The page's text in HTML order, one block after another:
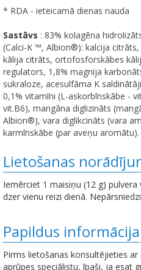
* RDA - ieteicamā dienas nauda
Sastāvs : 83% kolagēna
(Calci-K ™, Albion®): kalcija
kālija citrāts, ortofosforskābes
regulators, 1,8% magnija
sukraloze, acesulfāma K
0,1% vitamīni (L-askorbīnskābe -
vit.B6), mangāna diglizināts
Albion®), vara diglikcināts (vara
karmīnskābe (par aveņu aromātu).
Lietošanas
Iemērciet 1 maisiņu (12 g)
dzer vienu reizi dienā.
Papildus informācija
Pirms lietošanas konsultējieties
aprūpes speciālistu, īpaši, ja esat